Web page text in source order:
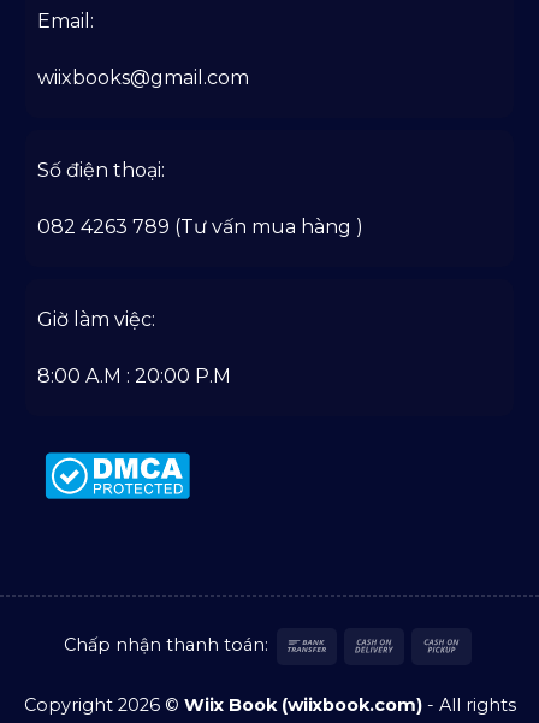
Email:
wiixbooks@gmail.com
Số điện thoại:
082 4263 789 (Tư vấn mua hàng )
Giờ làm việc:
8:00 A.M : 20:00 P.M
Chấp nhận thanh toán:
Bank
Cash
DeliveryPickup
Copyright 2026 © Wiix Book (wiixbook.com)- All rights